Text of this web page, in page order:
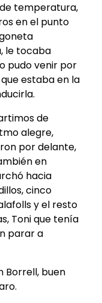
de temperatura,
en el punto
le tocaba
pudo venir por
estaba en la
de
alegre,
por delante,
en
hacia
cinco
y el resto
Toni que tenía
parar a
Borrell, buen